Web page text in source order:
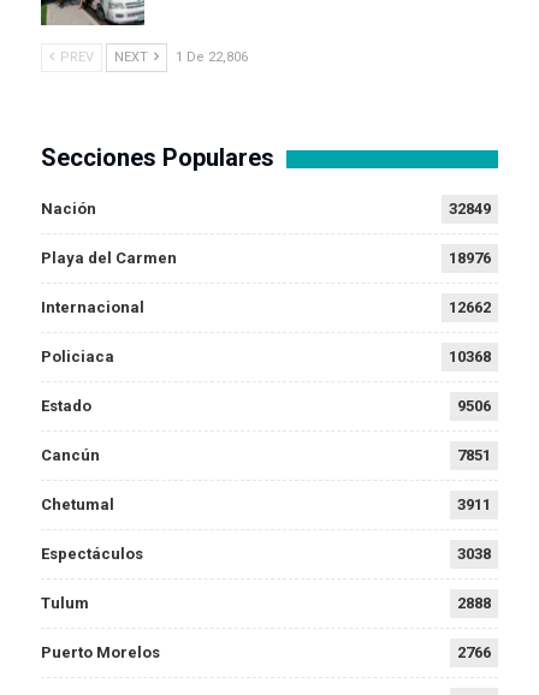
PREV NEXT 1 De 22,806
Secciones Populares
Nación 32849
Playa del Carmen 18976
Internacional 12662
Policiaca 10368
Estado 9506
Cancún 7851
Chetumal 3911
Espectáculos 3038
Tulum 2888
Puerto Morelos 2766